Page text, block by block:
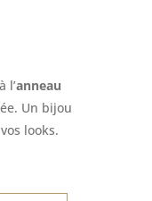
l’anneau
Un bijou
looks.